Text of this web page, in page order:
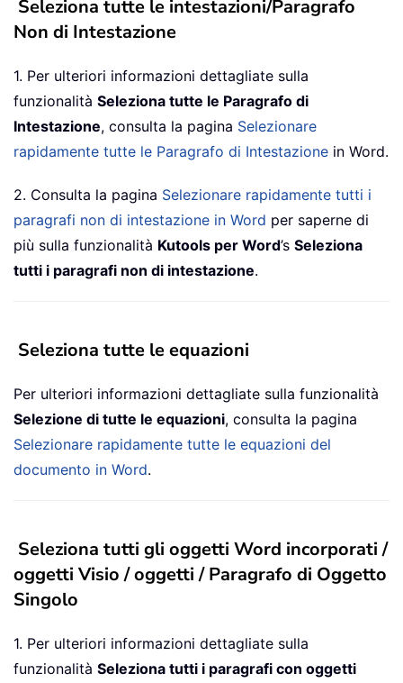
Seleziona tutte le intestazioni/Paragrafo
Non di Intestazione
1. Per ulteriori informazioni dettagliate sulla
funzionalità Seleziona tutte le Paragrafo di
Intestazione, consulta la pagina Selezionare
rapidamente tutte le Paragrafo di Intestazione in Word.
2. Consulta la pagina Selezionare rapidamente tutti i
paragrafi non di intestazione in Word per saperne di
più sulla funzionalità Kutools per Word’s Seleziona
tutti i paragrafi non di intestazione.
Seleziona tutte le equazioni
Per ulteriori informazioni dettagliate sulla funzionalità
Selezione di tutte le equazioni, consulta la pagina
Selezionare rapidamente tutte le equazioni del
documento in Word.
Seleziona tutti gli oggetti Word incorporati /
oggetti Visio / oggetti / Paragrafo di Oggetto
Singolo
1. Per ulteriori informazioni dettagliate sulla
funzionalità Seleziona tutti i paragrafi con oggetti